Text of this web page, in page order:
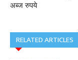
अब्ज रुपये
RELATED ARTICLES